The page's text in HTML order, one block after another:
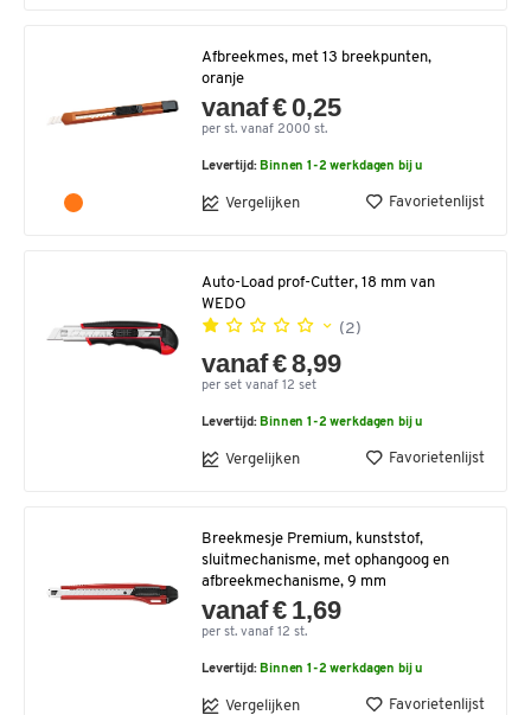
Afbreekmes, met 13 breekpunten,
oranje
vanaf € 0,25
per st. vanaf 2000 st.
Levertijd:Binnen 1-2 werkdagen bij u
Vergelijken Favorietenlijst
Auto-Load prof-Cutter, 18 mm van
WEDO
(2)
vanaf € 8,99
per set vanaf 12 set
Levertijd:Binnen 1-2 werkdagen bij u
Vergelijken Favorietenlijst
Breekmesje Premium, kunststof,
sluitmechanisme, met ophangoog en
afbreekmechanisme, 9 mm
vanaf € 1,69
per st. vanaf 12 st.
Levertijd:Binnen 1-2 werkdagen bij u
Vergelijken Favorietenlijst